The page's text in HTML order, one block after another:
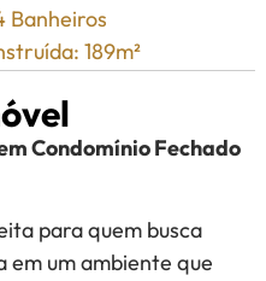
Banheiros
189m²
Condomínio Fechado
para quem busca
um ambiente que